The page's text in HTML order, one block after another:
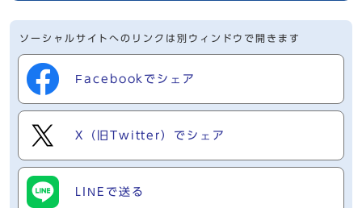
ソーシャルサイトへのリンクは別ウィンドウで開きます
Facebookでシェア
X（旧Twitter）でシェア
LINEで送る